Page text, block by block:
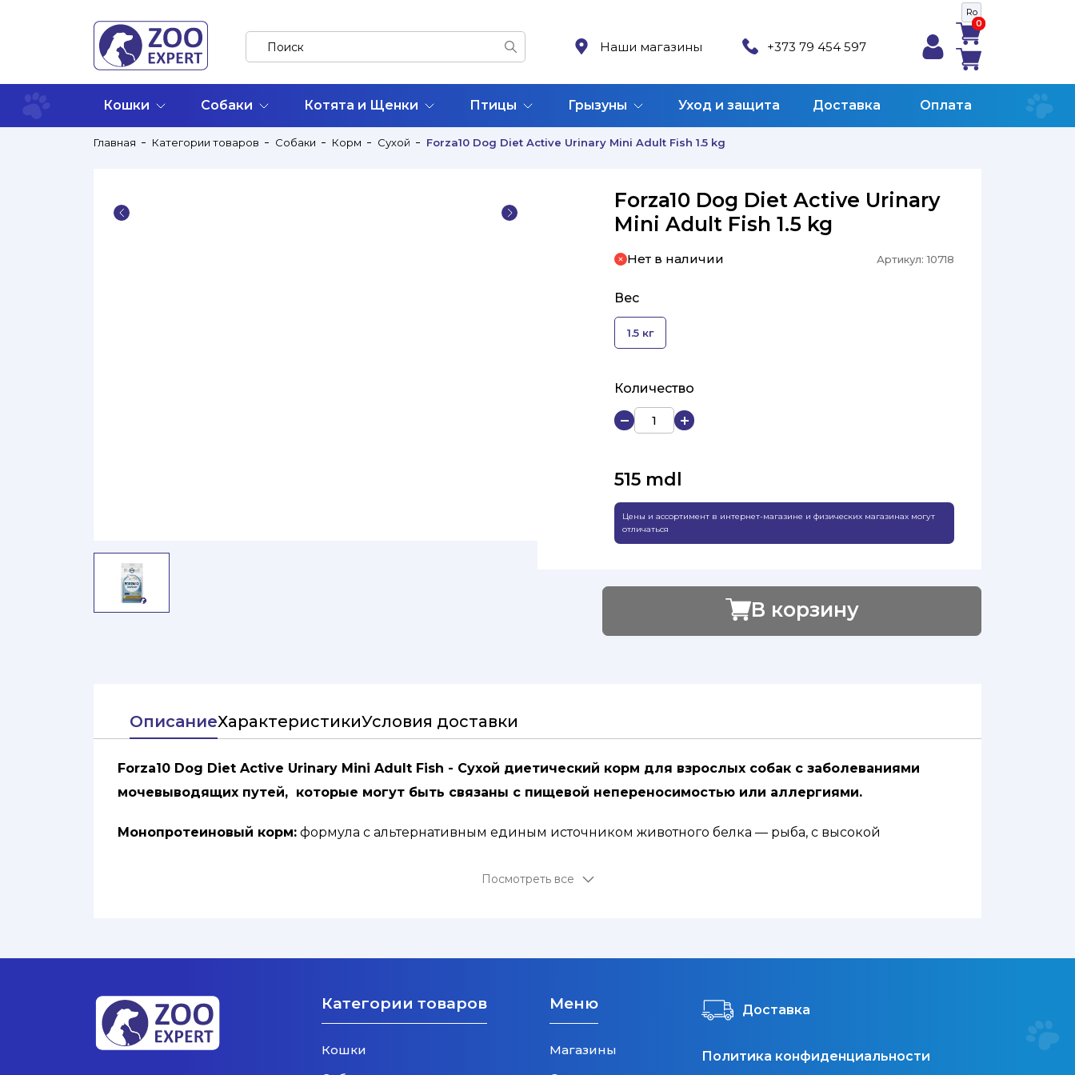
Ro
Наши магазины +373 79 454 597
0
0
Кошки Собаки Котята и Щенки Птицы Грызуны Уход и защита Доставка Оплата
Главная Категории товаров Собаки Корм Сухой Forza10 Dog Diet Active Urinary Mini Adult Fish 1.5 kg
Forza10 Dog Diet Active Urinary
Mini Adult Fish 1.5 kg
Нет в наличии Артикул:10718
Вес
1.5 кг
Количество
515 mdl
Цены и ассортимент в интернет-магазине и физических магазинах могут
отличаться
В корзину
ОписаниеХарактеристикиУсловия доставки
Forza10 Dog Diet Active Urinary Mini Adult Fish - Сухой диетический корм для взрослых собак с заболеваниями
мочевыводящих путей, которые могут быть связаны с пищевой непереносимостью или аллергиями.
Монопротеиновый корм: формула с альтернативным единым источником животного белка — рыба, с высокой
Формула с ограниченным количеством ингредиентов:содержит только несколько отобранных и высококачественных
Пилоселла:помогает уменьшить дискомфорт, связанный с проблемами мочевыводящей системы.
Оптимальное соотношение Омега-3:Омега-6:
оптимальный баланс жирных кислот Омега-3 и Омега-6 из рыбьего жира
для поддержания естественного защитного барьера кожи.
Посмотреть все
Категории товаров
Кошки
Меню
Магазины
Доставка
Политика конфиденциальности